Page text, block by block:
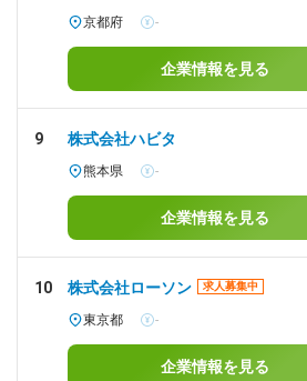
京都府 -
企業情報を見る
9 株式会社ハビタ
熊本県 -
企業情報を見る
10 株式会社ローソン 求人募集中
東京都 -
企業情報を見る